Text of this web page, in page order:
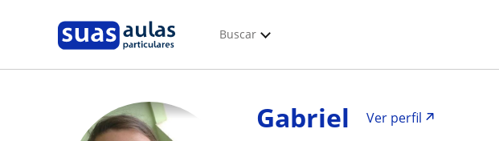
Buscar
Gabriel Ver perfil